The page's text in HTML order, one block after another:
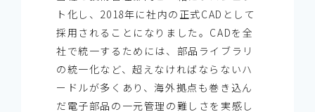
ト化し、2018年に社内の正式CADとして
採用されることになりました。CADを全
社で統一するためには、部品ライブラリ
の統一化など、超えなければならないハ
ードルが多くあり、海外拠点も巻き込ん
だ電子部品の一元管理の難しさを実感し